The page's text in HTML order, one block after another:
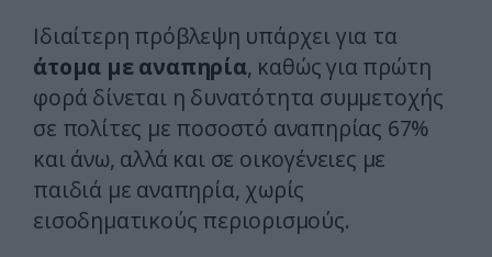
Ιδιαίτερη πρόβλεψη υπάρχει για τα
άτομα με αναπηρία, καθώς για πρώτη
φορά δίνεται η δυνατότητα συμμετοχής
σε πολίτες με ποσοστό αναπηρίας 67%
και άνω, αλλά και σε οικογένειες με
παιδιά με αναπηρία, χωρίς
εισοδηματικούς περιορισμούς.